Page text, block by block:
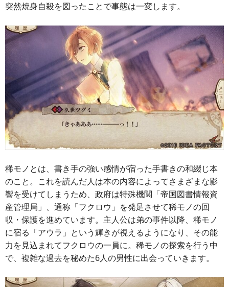
突然焼身自殺を図ったことで事態は一変します。
稀モノとは、書き手の強い感情が宿った手書きの和綴じ本
のこと。これを読んだ人は本の内容によってさまざまな影
響を受けてしまうため、政府は特殊機関「帝国図書情報資
産管理局」、通称「フクロウ」を発足させて稀モノの回
収・保護を進めています。主人公は弟の事件以降、稀モノ
に宿る「アウラ」という輝きが視えるようになり、その能
力を見込まれてフクロウの一員に。稀モノの探索を行う中
で、複雑な過去を秘めた6人の男性に出会っていきます。